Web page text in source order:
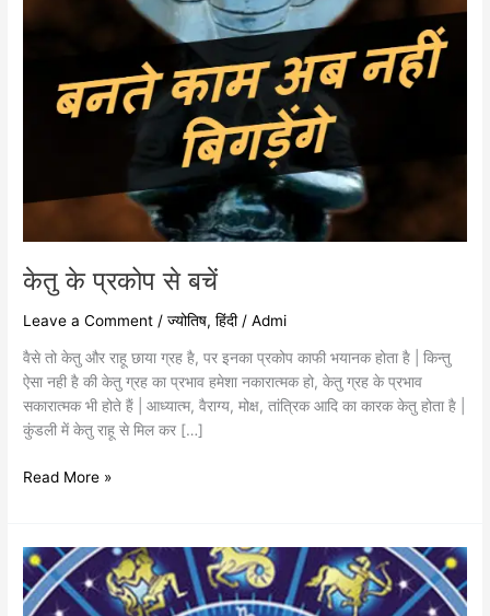
केतु के प्रकोप से बचें
Leave a Comment /ज्योतिष,हिंदी/Admi
वैसे तो केतु और राहू छाया ग्रह है, पर इनका प्रकोप काफी भयानक होता है | किन्तु
ऐसा नही है की केतु ग्रह का प्रभाव हमेशा नकारात्मक हो, केतु ग्रह के प्रभाव
सकारात्मक भी होते हैं | आध्यात्म, वैराग्य, मोक्ष, तांत्रिक आदि का कारक केतु होता है |
कुंडली में केतु राहू से मिल कर […]
Read More »
राशियों
द्वारा
ग्रहों